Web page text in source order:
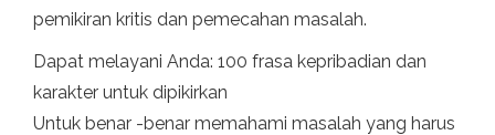
pemikiran kritis dan pemecahan masalah.
Dapat melayani Anda: 100 frasa kepribadian dan
karakter untuk dipikirkan
Untuk benar -benar memahami masalah yang harus